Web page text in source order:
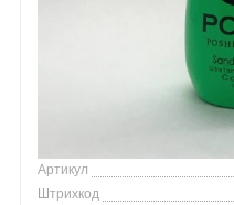
Артикул
Штрихкод